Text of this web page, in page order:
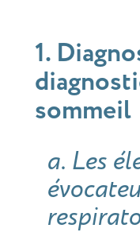
1.
sommeil
a. Les